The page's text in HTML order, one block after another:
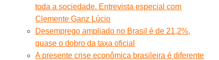
toda a sociedade. Entrevista especial com
Clemente Ganz Lúcio
Desemprego ampliado no Brasil é de 21,2%,
quase o dobro da taxa oficial
A presente crise econômica brasileira é diferente